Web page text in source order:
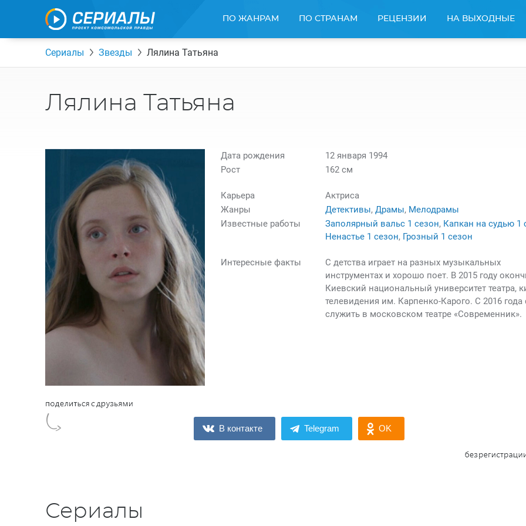
ПО ЖАНРАМ ПО СТРАНАМ РЕЦЕНЗИИ НА ВЫХОДНЫЕ
Сериалы Звезды Лялина Татьяна
Лялина Татьяна
Дата рождения
12 января 1994
Рост
162 см
Карьера
Актриса
Жанры
Детективы, Драмы, Мелодрамы
Известные работы
Заполярный вальс 1 сезон, Капкан на судью 1
Ненастье 1 сезон, Грозный 1 сезон
Интересные факты
С детства играет на разных музыкальных
инструментах и хорошо поет. В 2015 году
Киевский национальный университет театра,
телевидения им. Карпенко-Карого. С 2016 года
служить в московском театре «Современник».
В контакте Telegram OK
Сериалы